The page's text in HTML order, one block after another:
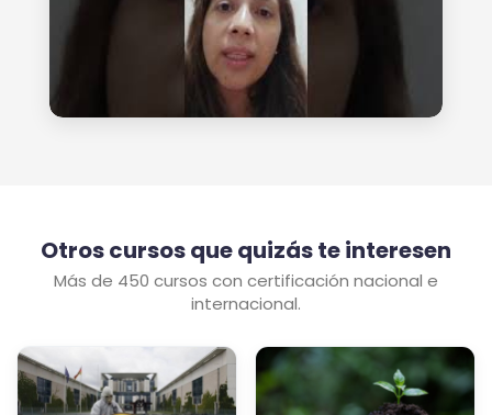
Otros cursos que quizás te interesen
Más de 450 cursos con certificación nacional e
internacional.